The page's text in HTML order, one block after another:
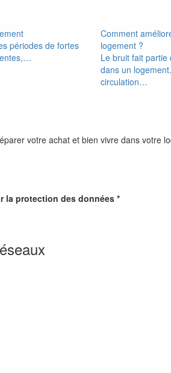
périodes de fortes
Comment
logement ?
Le bruit fait
dans un
circulation…
votre achat et bien vivre dans votre
la protection des données *